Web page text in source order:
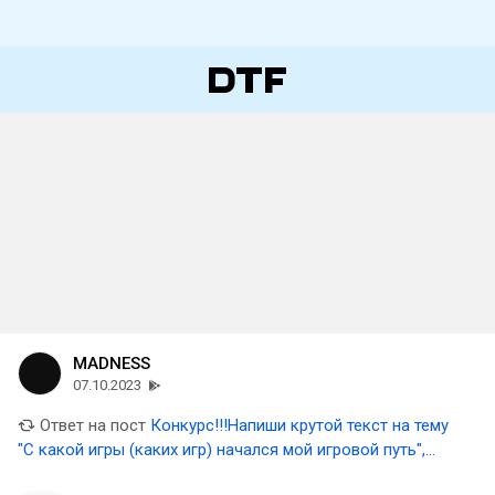
MADNESS
07.10.2023
Ответ на пост Конкурс!!!Напиши крутой текст на тему
"С какой игры (каких игр) начался мой игровой путь",